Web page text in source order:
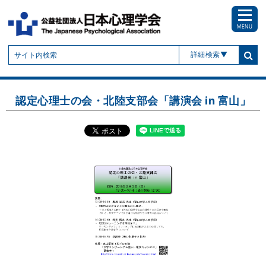
詳細検索
MENU
認定心理士の会・北陸支部会「講演会 in 富山」